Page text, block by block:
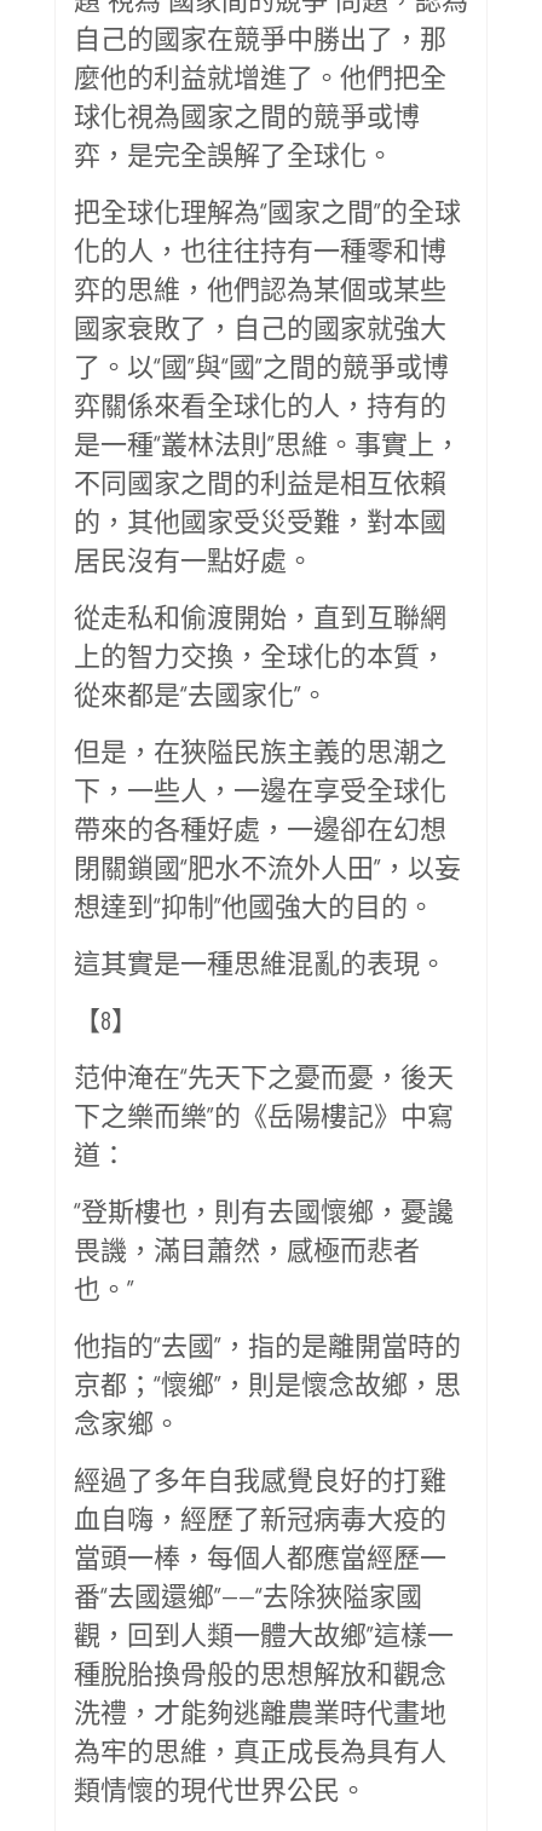
自己的國家在競爭中勝出了，那
麼他的利益就增進了。他們把全
球化視為國家之間的競爭或博
弈，是完全誤解了全球化。
把全球化理解為“國家之間”的全球
化的人，也往往持有一種零和博
弈的思維，他們認為某個或某些
國家衰敗了，自己的國家就強大
了。以“國”與“國”之間的競爭或博
弈關係來看全球化的人，持有的
是一種“叢林法則”思維。事實上，
不同國家之間的利益是相互依賴
的，其他國家受災受難，對本國
居民沒有一點好處。
從走私和偷渡開始，直到互聯網
上的智力交換，全球化的本質，
從來都是“去國家化”。
但是，在狹隘民族主義的思潮之
下，一些人，一邊在享受全球化
帶來的各種好處，一邊卻在幻想
閉關鎖國“肥水不流外人田”，以妄
想達到“抑制”他國強大的目的。
這其實是一種思維混亂的表現。
【8】
范仲淹在“先天下之憂而憂，後天
下之樂而樂”的《岳陽樓記》中寫
道：
“登斯樓也，則有去國懷鄉，憂讒
畏譏，滿目蕭然，感極而悲者
也。”
他指的“去國”，指的是離開當時的
京都；“懷鄉”，則是懷念故鄉，思
念家鄉。
經過了多年自我感覺良好的打雞
血自嗨，經歷了新冠病毒大疫的
當頭一棒，每個人都應當經歷一
番“去國還鄉”——“去除狹隘家國
觀，回到人類一體大故鄉”這樣一
種脫胎換骨般的思想解放和觀念
洗禮，才能夠逃離農業時代畫地
為牢的思維，真正成長為具有人
類情懷的現代世界公民。